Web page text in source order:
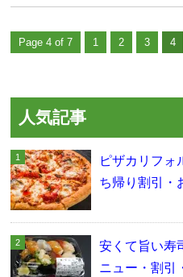
Page 4 of 7 1 2 3 4
人気記事
ピザカリフォ
ち帰り割引・
安くて旨い寿
ニュー・割引